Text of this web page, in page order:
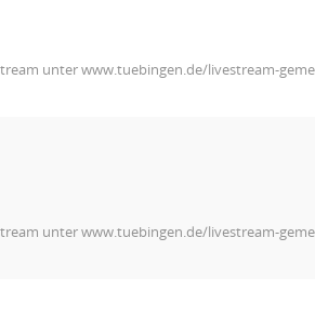
unter www.tuebingen.de/livestream-
unter www.tuebingen.de/livestream-